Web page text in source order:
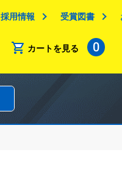
採用情報 受賞図書
カートを見る 0